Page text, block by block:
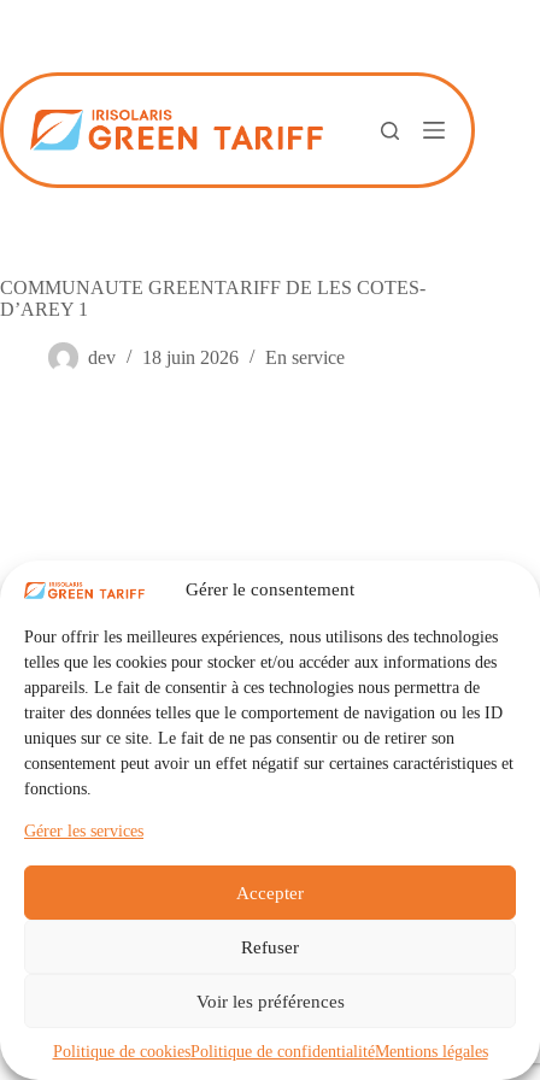
Gérer le consentement
Pour offrir les meilleures expériences, nous utilisons des technologies
telles que les cookies pour stocker et/ou accéder aux informations des
appareils. Le fait de consentir à ces technologies nous permettra de
traiter des données telles que le comportement de navigation ou les ID
uniques sur ce site. Le fait de ne pas consentir ou de retirer son
consentement peut avoir un effet négatif sur certaines caractéristiques et
fonctions.
Gérer les services
Accepter
Refuser
Voir les préférences
Politique de cookiesPolitique de confidentialitéMentions légales
COMMUNAUTE GREENTARIFF DE LES COTES-
D’AREY 1
dev 18 juin 2026 En service
Communautés
À propos
Politique de cookies (UE)